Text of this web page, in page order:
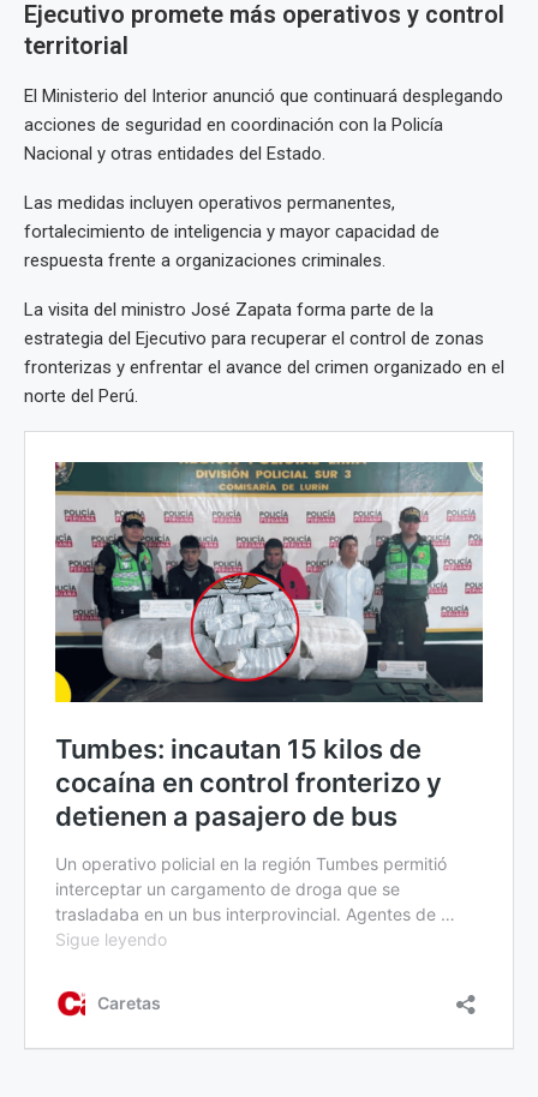
Ejecutivo promete más operativos y control
territorial
El Ministerio del Interior anunció que continuará desplegando
acciones de seguridad en coordinación con la Policía
Nacional y otras entidades del Estado.
Las medidas incluyen operativos permanentes,
fortalecimiento de inteligencia y mayor capacidad de
respuesta frente a organizaciones criminales.
La visita del ministro José Zapata forma parte de la
estrategia del Ejecutivo para recuperar el control de zonas
fronterizas y enfrentar el avance del crimen organizado en el
norte del Perú.